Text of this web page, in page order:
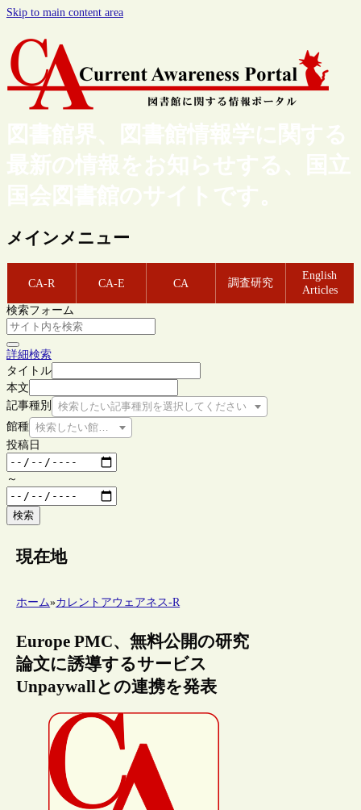
Skip to main content area
図書館界、図書館情報学に関する
最新の情報をお知らせする、国立
国会図書館のサイトです。
メインメニュー
CA-R CA-E CA 調査研究
English
Articles
検索フォーム
詳細検索
タイトル
本文
記事種別
検索したい記事種別を選択してください
館種 検索したい館種を選択してください
投稿日
～
検索
現在地
ホーム»カレントアウェアネス-R
Europe PMC、無料公開の研究
論文に誘導するサービス
Unpaywallとの連携を発表